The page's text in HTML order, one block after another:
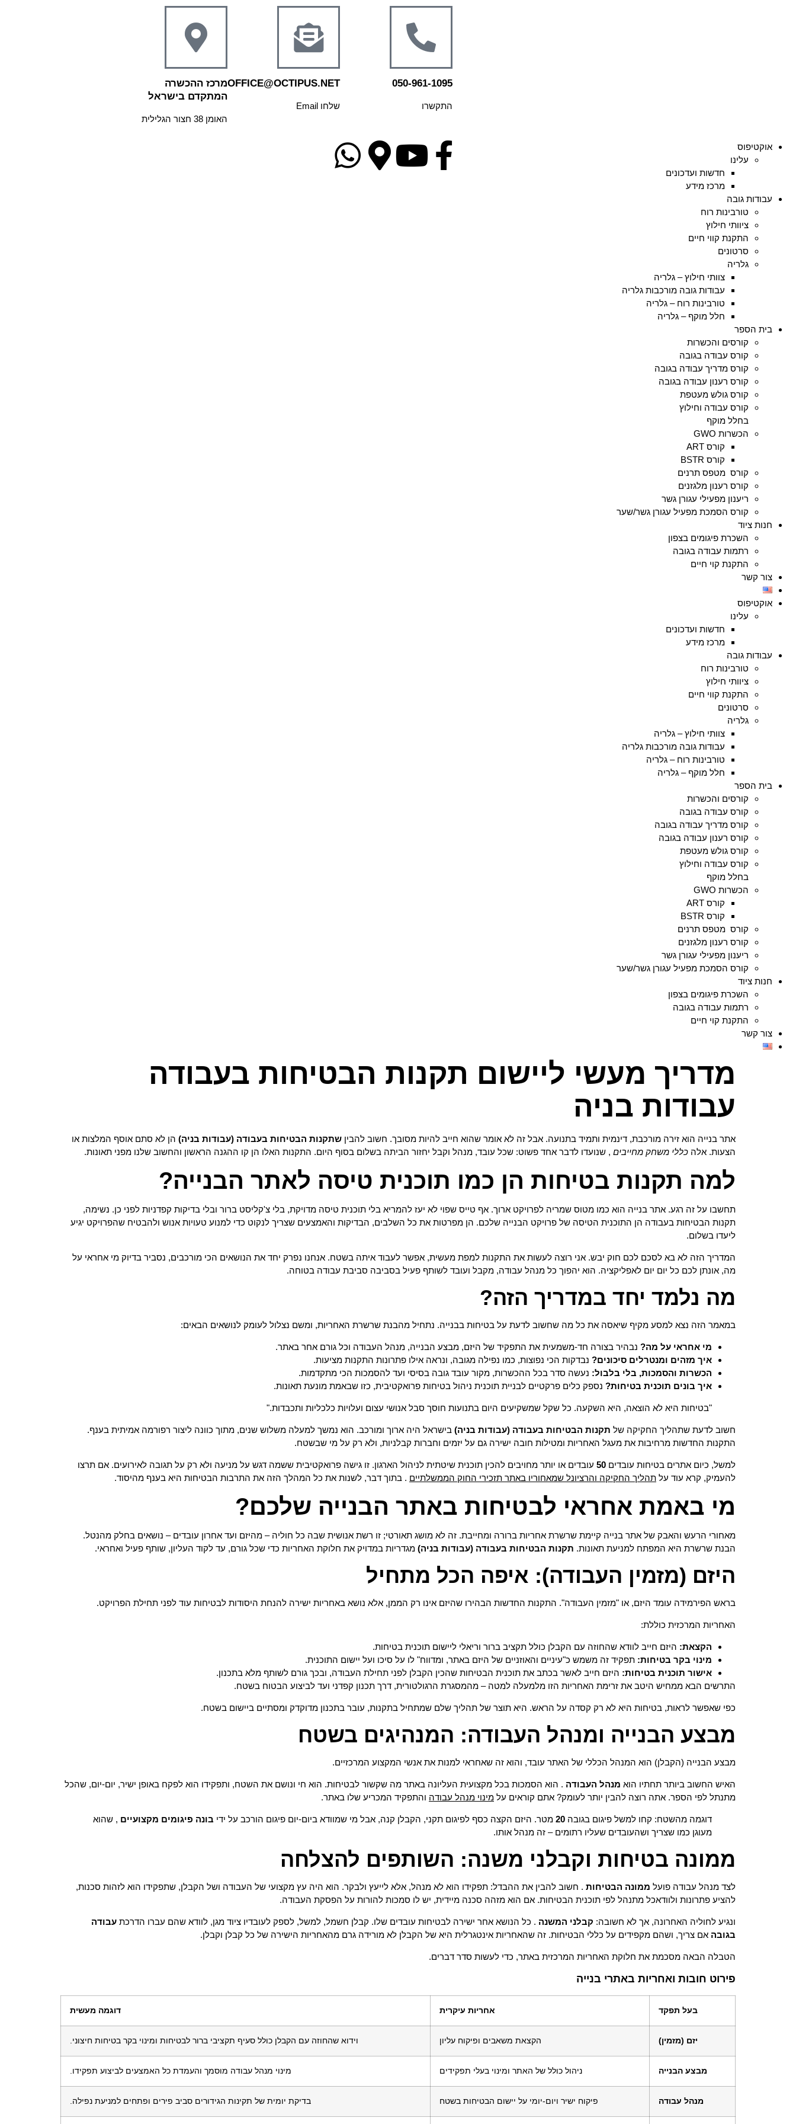
050-961-1095
התקשרו
OFFICE@OCTIPUS.NET
שלחו Email
מרכז ההכשרה
המתקדם בישראל
האומן 38 חצור הגלילית
אוקטיפוס
עלינו
חדשות ועדכונים
מרכז מידע
עבודות גובה
טורבינות רוח
ציוותי חילוץ
התקנת קווי חיים
סרטונים
גלריה
צוותי חילוץ – גלריה
עבודות גובה מורכבות גלריה
טורבינות רוח – גלריה
חלל מוקף – גלריה
בית הספר
קורסים והכשרות
קורס עבודה בגובה
קורס מדריך עבודה בגובה
קורס רענון עבודה בגובה
קורס גולש מעטפת
קורס עבודה וחילוץ
בחלל מוקף
הכשרות GWO
קורס ART
קורס BSTR
קורס מטפס תרנים
קורס רענון מלגזנים
ריענון מפעילי עגורן גשר
קורס הסמכת מפעיל עגורן גשר/שער
חנות ציוד
השכרת פיגומים בצפון
רתמות עבודה בגובה
התקנת קוי חיים
צור קשר
אוקטיפוס
עלינו
חדשות ועדכונים
מרכז מידע
עבודות גובה
טורבינות רוח
ציוותי חילוץ
התקנת קווי חיים
סרטונים
גלריה
צוותי חילוץ – גלריה
עבודות גובה מורכבות גלריה
טורבינות רוח – גלריה
חלל מוקף – גלריה
בית הספר
קורסים והכשרות
קורס עבודה בגובה
קורס מדריך עבודה בגובה
קורס רענון עבודה בגובה
קורס גולש מעטפת
קורס עבודה וחילוץ
בחלל מוקף
הכשרות GWO
קורס ART
קורס BSTR
קורס מטפס תרנים
קורס רענון מלגזנים
ריענון מפעילי עגורן גשר
קורס הסמכת מפעיל עגורן גשר/שער
חנות ציוד
השכרת פיגומים בצפון
רתמות עבודה בגובה
התקנת קוי חיים
צור קשר
מדריך מעשי ליישום תקנות הבטיחות בעבודה
עבודות בניה
אתר בנייה הוא זירה מורכבת, דינמית ותמיד בתנועה. אבל זה לא אומר שהוא חייב להיות מסובך. חשוב להבין שתקנות הבטיחות בעבודה (עבודות בניה) הן לא סתם אוסף המלצות או
הצעות. אלה כללי משחק מחייבים , שנועדו לדבר אחד פשוט: שכל עובד, מנהל וקבל יחזור הביתה בשלום בסוף היום. התקנות האלו הן קו ההגנה הראשון והחשוב שלנו מפני תאונות.
למה תקנות בטיחות הן כמו תוכנית טיסה לאתר הבנייה?
תחשבו על זה רגע. אתר בנייה הוא כמו מטוס שמריה לפרויקט ארוך. אף טייס שפוי לא יעז להמריא בלי תוכנית טיסה מדויקת, בלי צ'קליסט ברור ובלי בדיקות קפדניות לפני כן. נשימה,
תקנות הבטיחות בעבודה הן התוכנית הטיסה של פרויקט הבנייה שלכם. הן מפרטות את כל השלבים, הבדיקות והאמצעים שצריך לנקוט כדי למנוע טעויות אנוש ולהבטיח שהפרויקט יגיע
ליעדו בשלום.
המדריך הזה לא בא לסכם לכם חוק יבש. אני רוצה לעשות את התקנות למפת מעשית, אפשר לעבוד איתה בשטח. אנחנו נפרק יחד את הנושאים הכי מורכבים, נסביר בדיוק מי אחראי על
מה, אונתן לכם כל יום יום לאפליקציה. הוא יהפוך כל מנהל עבודה, מקבל ועובד לשותף פעיל בסביבה סביבת עבודה בטוחה.
מה נלמד יחד במדריך הזה?
במאמר הזה נצא למסע מקיף שיאסה את כל מה שחשוב לדעת על בטיחות בבנייה. נתחיל מהבנת שרשרת האחריות, ומשם נצלול לעומק לנושאים הבאים:
מי אחראי על מה? נבהיר בצורה חד-משמעית את התפקיד של היזם, מבצע הבנייה, מנהל העבודה וכל גורם אחר באתר.
איך מזהים ומנטרלים סיכונים? נבדקות הכי נפוצות, כמו נפילה מגובה, ונראה אילו פתרונות התקנות מציעות.
הכשרות והסמכות, בלי בלבול: נעשה סדר בכל ההכשרות, מקור עובד גובה בסיסי ועד להסמכות הכי מתקדמות.
איך בונים תוכנית בטיחות? נספק כלים פרקטיים לבניית תוכנית ניהול בטיחות פרואקטיבית, כזו שבאמת מונעת תאונות.
"בטיחות היא לא הוצאה, היא השקעה. כל שקל שמשקיעים היום בתנועות חוסך סבל אנושי עצום ועלויות כלכליות ותכבדות."
חשוב לדעת שתהליך החקיקה של תקנות הבטיחות בעבודה (עבודות בניה) בישראל היה ארוך ומורכב. הוא נמשך למעלה משלוש שנים, מתוך כוונה ליצור רפורמה אמיתית בענף.
התקנות החדשות מרחיבות את מעגל האחריות ומטילות חובה ישירה גם על יזמים וחברות קבלניות, ולא רק על מי שבשטח.
למשל, כיום אתרים בטיחות עובדים 50 עובדים או יותר מחויבים להכין תוכנית שיטתית לניהול הארגון. זו גישה פרואקטיבית ששמה דגש על מניעה ולא רק על תגובה לאירועים. אם תרצו
להעמיק, קרא עוד על תהליך החקיקה והרציונל שמאחוריו באתר תזכירי החוק הממשלתיים . בתוך דבר, לשנות את כל המהלך הזה את התרבות הבטיחות היא בענף מהיסוד.
מי באמת אחראי לבטיחות באתר הבנייה שלכם?
מאחורי הרעש והאבק של אתר בנייה קיימת שרשרת אחריות ברורה ומחייבת. זה לא מושג תאורטי; זו רשת אנושית שבה כל חוליה – מהיזם ועד אחרון עובדים – נושאים בחלק מהנטל.
הבנת שרשרת היא המפתח למניעת תאונות. תקנות הבטיחות בעבודה (עבודות בניה) מגדריות במדויק את חלוקת האחריות כדי שכל גורם, עד לקוד העליון, שותף פעיל ואחראי.
היזם (מזמין העבודה): איפה הכל מתחיל
בראש הפירמידה עומד היזם, או "מזמין העבודה". התקנות החדשות הבהירו שהיזם אינו רק הממן, אלא נושא באחריות ישירה להנחת היסודות לבטיחות עוד לפני תחילת הפרויקט.
האחריות המרכזית כוללת:
הקצאת: היזם חייב לוודא שהחוזה עם הקבלן כולל תקציב ברור וריאלי ליישום תוכנית בטיחות.
מינוי בקר בטיחות: תפקיד זה משמש כ"עיניים והאוזניים של היזם באתר, ומדווח" לו על סיכו ועל יישום התוכנית.
אישור תוכנית בטיחות: היזם חייב לאשר בכתב את תוכנית הבטיחות שהכין הקבלן לפני תחילת העבודה, ובכך גורם לשותף מלא בתכנון.
התרשים הבא ממחיש היטב את זרימת האחריות הזו מלמעלה למטה – מהמסגרת הרגולטורית, דרך תכנון קפדני ועד לביצוע הבטוח בשטח.
כפי שאפשר לראות, בטיחות היא לא רק קסדה על הראש. היא תוצר של תהליך שלם שמתחיל בתקנות, עובר בתכנון מדוקדק ומסתיים ביישום בשטח.
מבצע הבנייה ומנהל העבודה: המנהיגים בשטח
מבצע הבנייה (הקבלן) הוא המנהל הכללי של האתר עובד, והוא זה שאחראי למנות את אנשי המקצוע המרכזיים.
האיש החשוב ביותר תחתיו הוא מנהל העבודה . הוא הסמכות בכל מקצועית העליונה באתר מה שקשור לבטיחות. הוא חי ונושם את השטח, ותפקידו הוא לפקח באופן ישיר, יום-יום, שהכל
מתנתל לפי הספר. אתה רוצה להבין יותר לעומק? אתם קוראים על מינוי מנהל עבודה והתפקיד המכריע שלו באתר.
דוגמה מהשטח: קחו למשל פיגום בגובה 20 מטר. היזם הקצה כסף לפיגום תקני, הקבלן קנה, אבל מי שמוודא ביום-יום פיגום הורכב על ידי בונה פיגומים מקצועיים , שהוא
מעוגן כמו שצריך ושהעובדים שעליו רתומים – זה מנהל אותו.
ממונה בטיחות וקבלני משנה: השותפים להצלחה
לצד מנהל עבודה פועל ממונה הבטיחות . חשוב להבין את ההבדל: תפקידו הוא לא מנהל, אלא לייעץ ולבקר. הוא היה עץ מקצועי של העבודה ושל הקבלן, שתפקידו הוא לזהות סכנות,
להציע פתרונות ולוודאכל מתנהל לפי תוכנית הבטיחות. אם הוא מזהה סכנה מיידית, יש לו סמכות להורות על הפסקת העבודה.
ונגיע לחוליה האחרונה, אך לא חשובה: קבלני המשנה . כל הנושא אחר ישירה לבטיחות עובדים שלו. קבלן חשמל, למשל, לספק לעובדיו ציוד מגן, לוודא שהם עברו הדרכת עבודה
בגובה אם צריך, ושהם מקפידים על כללי הבטיחות. זה שהאחריות אינטגרלית היא של הקבלן לא מורידה גרם מהאחריות הישירה של כל קבלן וקבלן.
הטבלה הבאה מסכמת את חלוקת האחריות המרכזית באתר, כדי לעשות סדר דברים.
פירוט חובות ואחריות באתרי בנייה
בעל תפקד אחריות עיקרית דוגמה מעשית
יזם (מזמין) הקצאת משאבים ופיקוח עליון וידוא שהחוזה עם הקבלן כולל סעיף תקציבי ברור לבטיחות ומינוי בקר בטיחות חיצוני.
מבצע הבנייה ניהול כולל של האתר ומינוי בעלי תפקידים מינוי מנהל עבודה מוסמך והעמדת כל האמצעים לביצוע תפקידו.
מנהל עבודה פיקוח ישיר ויום-יומי על יישום הבטיחות בשטח בדיקת יומית של תקינות הגידורים סביב פירים ופתחים למניעת נפילה.